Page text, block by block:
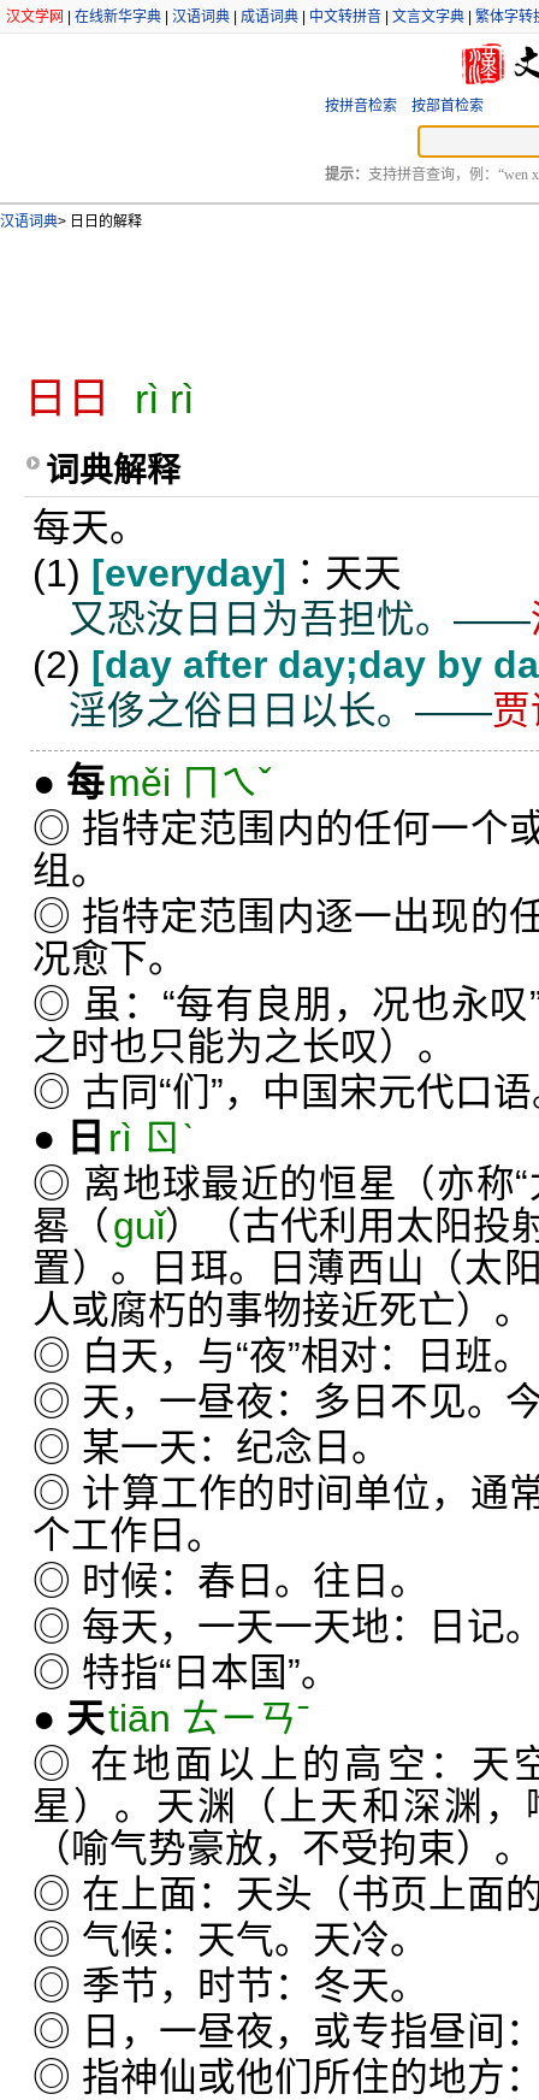
汉文学网 在线新华字典 汉语词典 成语词典 中文转拼音 文言文字典 繁体字转
按拼音检索 按部首检索
提示： 支持拼音查询，例：“wen
汉语词典> 日日的解释
日日 rì rì
词典解释
每天。
(1) [everyday] ∶天天
又恐汝日日为吾担忧。——
(2) [day after day;day by
淫侈之俗日日以长。——
● 每měi ㄇㄟˇ
◎ 指特定范围内的任何一个
组。
◎ 指特定范围内逐一出现的
况愈下。
◎ 虽：“每有良朋，况也永叹
之时也只能为之长叹）。
◎ 古同“们”，中国宋元代口
● 日 rì ㄖˋ
◎ 离地球最近的恒星（亦称“
晷（guǐ）（古代利用太阳投
置）。日珥。日薄西山（太
人或腐朽的事物接近死亡）。
◎ 白天，与“夜”相对：日班。
◎ 天，一昼夜：多日不见。
◎ 某一天：纪念日。
◎ 计算工作的时间单位，通
个工作日。
◎ 时候：春日。往日。
◎ 每天，一天一天地：日记
◎ 特指“日本国”。
● 天tiān ㄊㄧㄢˉ
◎ 在地面以上的高空：天
星）。天渊（上天和深渊
（喻气势豪放，不受拘束）。
◎ 在上面：天头（书页上面
◎ 气候：天气。天冷。
◎ 季节，时节：冬天。
◎ 日，一昼夜，或专指昼间
◎ 指神仙或他们所住的地方